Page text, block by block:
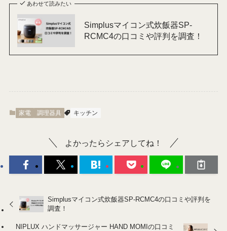
あわせて読みたい
Simplusマイコン式炊飯器SP-
RCMC4の口コミや評判を調査！
家電 調理器具 キッチン
よかったらシェアしてね！
Simplusマイコン式炊飯器SP-RCMC4の口コミや評判を
調査！
NIPLUX ハンドマッサージャー HAND MOMIの口コミ